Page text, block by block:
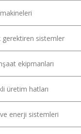
gerektiren sistemler
ekipmanları
üretim hatları
enerji sistemleri